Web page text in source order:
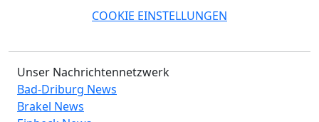
COOKIE EINSTELLUNGEN
Unser Nachrichtennetzwerk
Bad-Driburg News
Brakel News